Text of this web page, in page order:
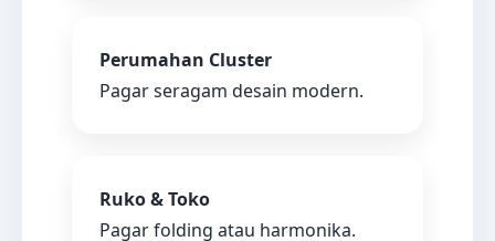
Perumahan Cluster
Pagar seragam desain modern.
Ruko & Toko
Pagar folding atau harmonika.